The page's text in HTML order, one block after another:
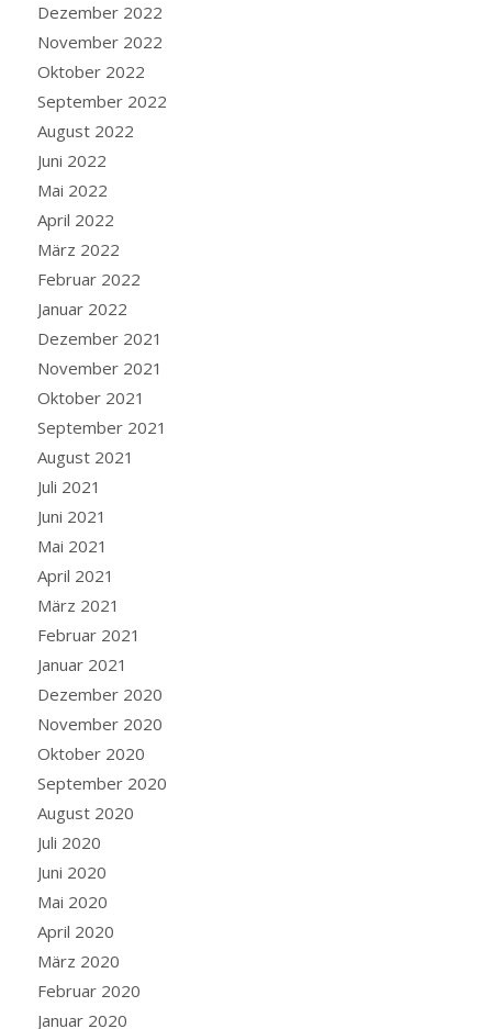
Dezember 2022
November 2022
Oktober 2022
September 2022
August 2022
Juni 2022
Mai 2022
April 2022
März 2022
Februar 2022
Januar 2022
Dezember 2021
November 2021
Oktober 2021
September 2021
August 2021
Juli 2021
Juni 2021
Mai 2021
April 2021
März 2021
Februar 2021
Januar 2021
Dezember 2020
November 2020
Oktober 2020
September 2020
August 2020
Juli 2020
Juni 2020
Mai 2020
April 2020
März 2020
Februar 2020
Januar 2020